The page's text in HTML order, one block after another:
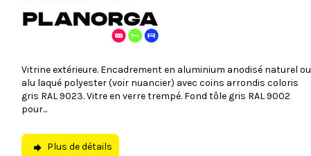
Vitrine extérieure. Encadrement en aluminium anodisé naturel ou
alu laqué polyester (voir nuancier) avec coins arrondis coloris
gris RAL 9023. Vitre en verre trempé. Fond tôle gris RAL 9002
pour...
Plus de détails